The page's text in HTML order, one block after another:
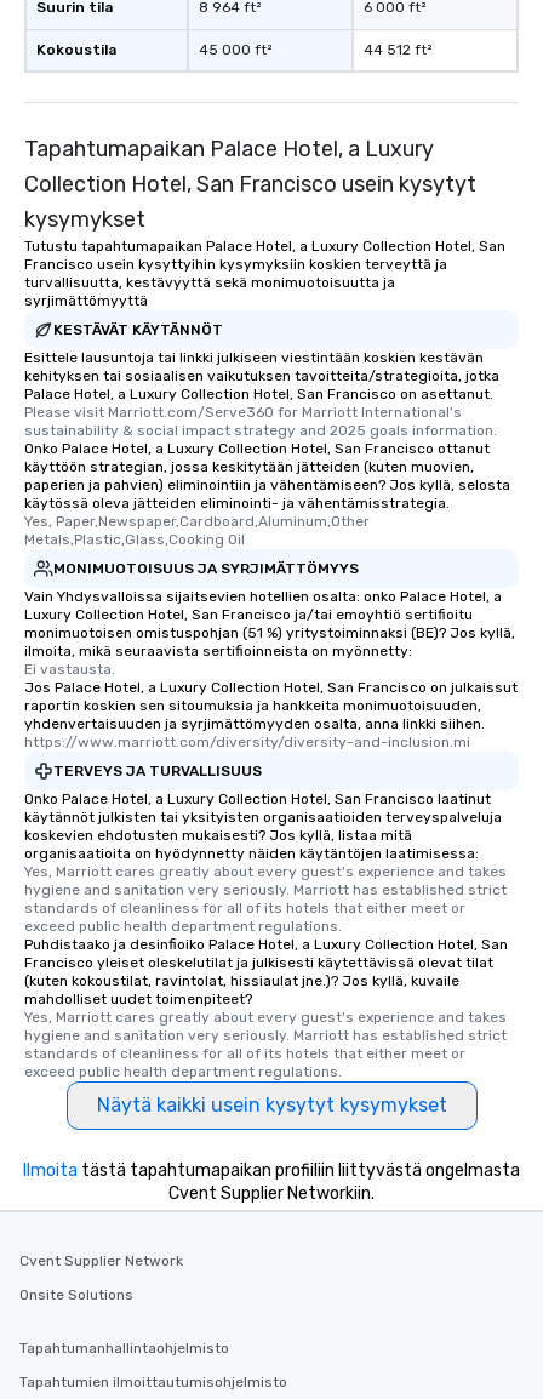
Smacking Foodie
last. It’s an
will reminisce about
leave. Location, Location, Location
convenient and
experience is
restaurants are within
members a chance to
networking
heading to the next
itinerary. You Get a Dinner and a Show
Our tours offer an
entertainment. All
fascinating stories.
interactive
along the way
Different Types of
experiences offer the
several renowned
and your guests
discovered otherwise
at a typical corporate
a way to try some of
in the city and dive
selected dishes are
high standards to
from Day to Night
group experience,
key. Whether you
business hours or
after work, we can
you to provide
You Like Along with
Suurin tila
Kokoustila
8 964 ft²
45 000 ft²
6 000 ft²
44 512 ft²
Tapahtumapaikan Palace Hotel, a Luxury
Collection Hotel, San Francisco usein kysytyt
kysymykset
Tutustu tapahtumapaikan Palace Hotel, a Luxury Collection Hotel, San
Francisco usein kysyttyihin kysymyksiin koskien terveyttä ja
turvallisuutta, kestävyyttä sekä monimuotoisuutta ja
syrjimättömyyttä
KESTÄVÄT KÄYTÄNNÖT
Esittele lausuntoja tai linkki julkiseen viestintään koskien kestävän
kehityksen tai sosiaalisen vaikutuksen tavoitteita/strategioita, jotka
Palace Hotel, a Luxury Collection Hotel, San Francisco on asettanut.
Please visit Marriott.com/Serve360 for Marriott International's
sustainability & social impact strategy and 2025 goals information.
Onko Palace Hotel, a Luxury Collection Hotel, San Francisco ottanut
käyttöön strategian, jossa keskitytään jätteiden (kuten muovien,
paperien ja pahvien) eliminointiin ja vähentämiseen? Jos kyllä, selosta
käytössä oleva jätteiden eliminointi- ja vähentämisstrategia.
Yes, Paper,Newspaper,Cardboard,Aluminum,Other
Metals,Plastic,Glass,Cooking Oil
MONIMUOTOISUUS JA SYRJIMÄTTÖMYYS
Vain Yhdysvalloissa sijaitsevien hotellien osalta: onko Palace Hotel, a
Luxury Collection Hotel, San Francisco ja/tai emoyhtiö sertifioitu
monimuotoisen omistuspohjan (51 %) yritystoiminnaksi (BE)? Jos kyllä,
ilmoita, mikä seuraavista sertifioinneista on myönnetty:
Ei vastausta.
Jos Palace Hotel, a Luxury Collection Hotel, San Francisco on julkaissut
raportin koskien sen sitoumuksia ja hankkeita monimuotoisuuden,
yhdenvertaisuuden ja syrjimättömyyden osalta, anna linkki siihen.
https://www.marriott.com/diversity/diversity-and-inclusion.mi
TERVEYS JA TURVALLISUUS
Onko Palace Hotel, a Luxury Collection Hotel, San Francisco laatinut
käytännöt julkisten tai yksityisten organisaatioiden terveyspalveluja
koskevien ehdotusten mukaisesti? Jos kyllä, listaa mitä
organisaatioita on hyödynnetty näiden käytäntöjen laatimisessa:
Yes, Marriott cares greatly about every guest's experience and takes
hygiene and sanitation very seriously. Marriott has established strict
standards of cleanliness for all of its hotels that either meet or
exceed public health department regulations.
Puhdistaako ja desinfioiko Palace Hotel, a Luxury Collection Hotel, San
Francisco yleiset oleskelutilat ja julkisesti käytettävissä olevat tilat
(kuten kokoustilat, ravintolat, hissiaulat jne.)? Jos kyllä, kuvaile
mahdolliset uudet toimenpiteet?
Yes, Marriott cares greatly about every guest's experience and takes
hygiene and sanitation very seriously. Marriott has established strict
standards of cleanliness for all of its hotels that either meet or
exceed public health department regulations.
Näytä kaikki usein kysytyt kysymykset
Ilmoita tästä tapahtumapaikan profiiliin liittyvästä ongelmasta
Cvent Supplier Networkiin.
Cvent Supplier Network
Onsite Solutions
Tapahtumanhallintaohjelmisto
Tapahtumien ilmoittautumisohjelmisto